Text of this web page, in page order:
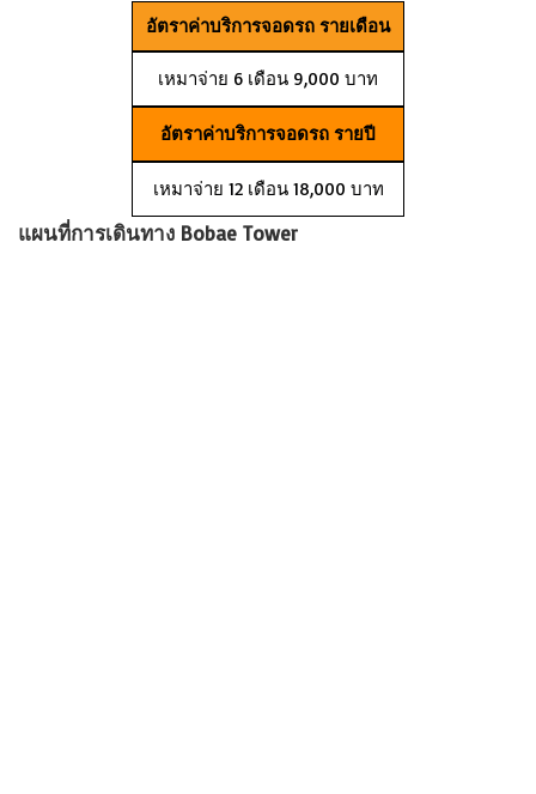
อัตราค่าบริการจอดรถ รายเดือน
เหมาจ่าย 6 เดือน 9,000 บาท
อัตราค่าบริการจอดรถ รายปี
เหมาจ่าย 12 เดือน 18,000 บาท
แผนที่การเดินทาง Bobae Tower